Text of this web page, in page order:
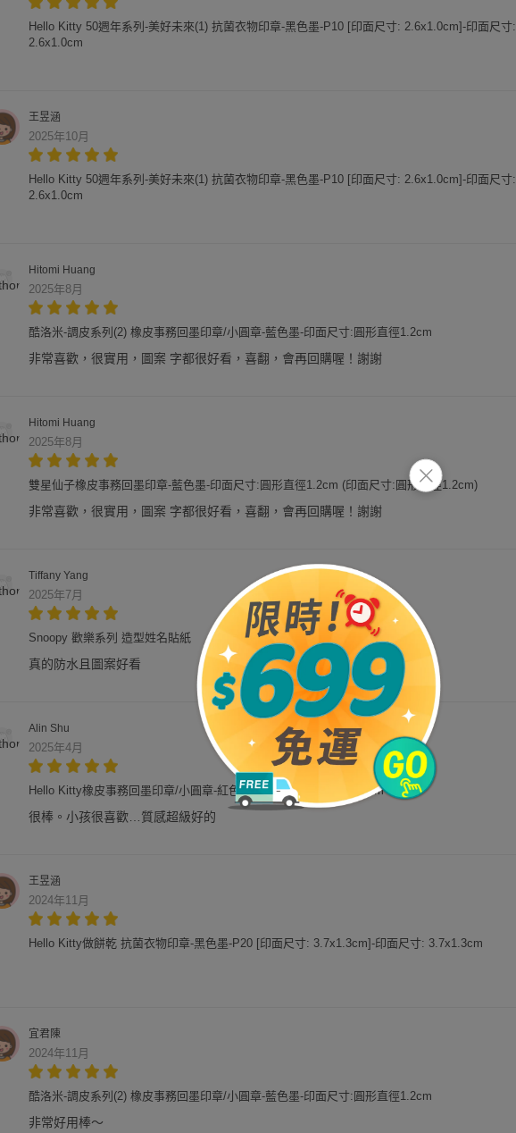
Hello Kitty 50週年系列-美好未來(1) 抗菌衣物印章-黑色墨-P10 [印面尺寸: 2.6x1.0cm]-印面尺寸:
2.6x1.0cm
王昱涵
2025年10月
Hello Kitty 50週年系列-美好未來(1) 抗菌衣物印章-黑色墨-P10 [印面尺寸: 2.6x1.0cm]-印面尺寸:
2.6x1.0cm
Hitomi Huang
2025年8月
酷洛米-調皮系列(2) 橡皮事務回墨印章/小圓章-藍色墨-印面尺寸:圓形直徑1.2cm
非常喜歡，很實用，圖案 字都很好看，喜翻，會再回購喔！謝謝
Hitomi Huang
2025年8月
雙星仙子橡皮事務回墨印章-藍色墨-印面尺寸:圓形直徑1.2cm (印面尺寸:圓形直徑1.2cm)
非常喜歡，很實用，圖案 字都很好看，喜翻，會再回購喔！謝謝
Tiffany Yang
2025年7月
Snoopy 歡樂系列 造型姓名貼紙
真的防水且圖案好看
Alin Shu
2025年4月
Hello Kitty橡皮事務回墨印章/小圓章-紅色墨-印面尺寸:圓形直徑1.2cm
很棒。小孩很喜歡…質感超級好的
王昱涵
2024年11月
Hello Kitty做餅乾 抗菌衣物印章-黑色墨-P20 [印面尺寸: 3.7x1.3cm]-印面尺寸: 3.7x1.3cm
宜君陳
2024年11月
酷洛米-調皮系列(2) 橡皮事務回墨印章/小圓章-藍色墨-印面尺寸:圓形直徑1.2cm
非常好用棒～